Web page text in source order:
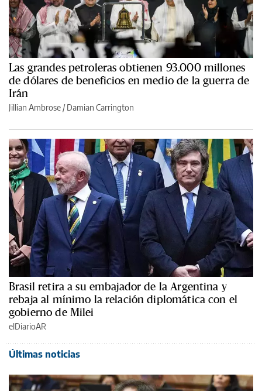
Las grandes petroleras obtienen 93.000 millones
de dólares de beneficios en medio de la guerra de
Irán
Jillian Ambrose / Damian Carrington
Brasil retira a su embajador de la Argentina y
rebaja al mínimo la relación diplomática con el
gobierno de Milei
elDiarioAR
Últimas noticias